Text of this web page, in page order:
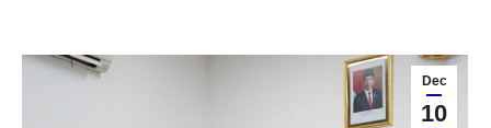
Dec
10